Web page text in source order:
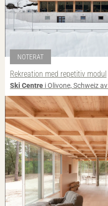
NOTERAT
Rekreation med repetitiv modul
Ski Centre i Olivone, Schweiz av